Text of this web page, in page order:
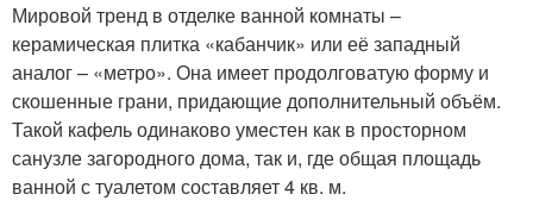
Мировой тренд в отделке ванной комнаты –
керамическая плитка «кабанчик» или её западный
аналог – «метро». Она имеет продолговатую форму и
скошенные грани, придающие дополнительный объём.
Такой кафель одинаково уместен как в просторном
санузле загородного дома, так и, где общая площадь
ванной с туалетом составляет 4 кв. м.